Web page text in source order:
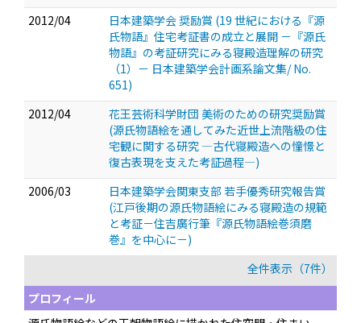
2012/04
日本建築学会 奨励賞 (19 世紀における『源
氏物語』住宅考証書の成立と展開 －『源氏
物語』の考証研究にみる寝殿造理解の研究
（1）－ 日本建築学会計画系論文集/ No.
651)
2012/04
花王芸術科学財団 美術のための研究奨励賞
(源氏物語絵を通してみた近世上流階級の住
宅観に関する研究 ―古代寝殿造への憧憬と
復古表現を支えた考証過程―)
2006/03
日本建築学会関東支部 若手優秀研究報告賞
(江戸後期の源氏物語絵にみる寝殿造の規範
と考証－住吉廣行筆『源氏物語絵巻須磨
巻』を中心に－)
全件表示（7件）
プロフィール